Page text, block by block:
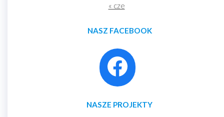
« cze
NASZ FACEBOOK
NASZE PROJEKTY